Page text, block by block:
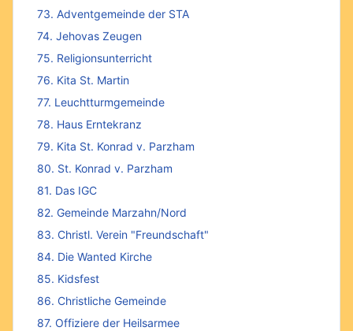
73. Adventgemeinde der STA
74. Jehovas Zeugen
75. Religionsunterricht
76. Kita St. Martin
77. Leuchtturmgemeinde
78. Haus Erntekranz
79. Kita St. Konrad v. Parzham
80. St. Konrad v. Parzham
81. Das IGC
82. Gemeinde Marzahn/Nord
83. Christl. Verein "Freundschaft"
84. Die Wanted Kirche
85. Kidsfest
86. Christliche Gemeinde
87. Offiziere der Heilsarmee